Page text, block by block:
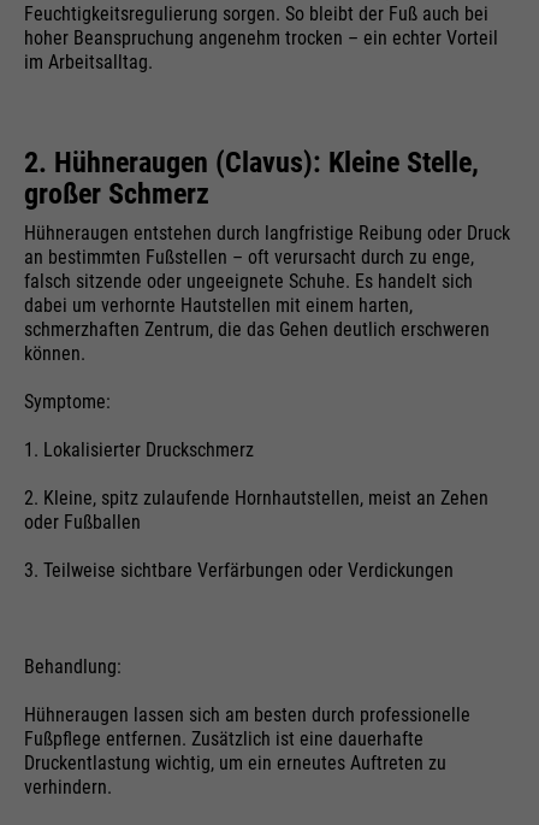
Anbieter
Google Analytics
Zweck
Rate verwendet.
Name
_fbp
Anbieter
Facebook
Laufzeit
Zweck
Wird für das Facebook Pixel
Zum Beispiel können so Versuche,
Informationen aus Formularen zu
Feuchtigkeitsregulierung sorgen. So bleibt der Fuß auch bei
hoher Beanspruchung angenehm trocken – ein echter Vorteil
im Arbeitsalltag.
2. Hühneraugen (Clavus): Kleine Stelle,
großer Schmerz
Hühneraugen entstehen durch langfristige Reibung oder Druck
an bestimmten Fußstellen – oft verursacht durch zu enge,
falsch sitzende oder ungeeignete Schuhe. Es handelt sich
dabei um verhornte Hautstellen mit einem harten,
schmerzhaften Zentrum, die das Gehen deutlich erschweren
können.
Symptome:
1. Lokalisierter Druckschmerz
2. Kleine, spitz zulaufende Hornhautstellen, meist an Zehen
oder Fußballen
3. Teilweise sichtbare Verfärbungen oder Verdickungen
Behandlung:
Hühneraugen lassen sich am besten durch professionelle
Fußpflege entfernen. Zusätzlich ist eine dauerhafte
Druckentlastung wichtig, um ein erneutes Auftreten zu
verhindern.